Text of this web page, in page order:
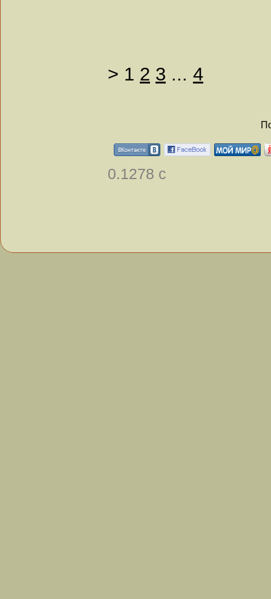
> 1 2 3 ... 4
0.1278 с